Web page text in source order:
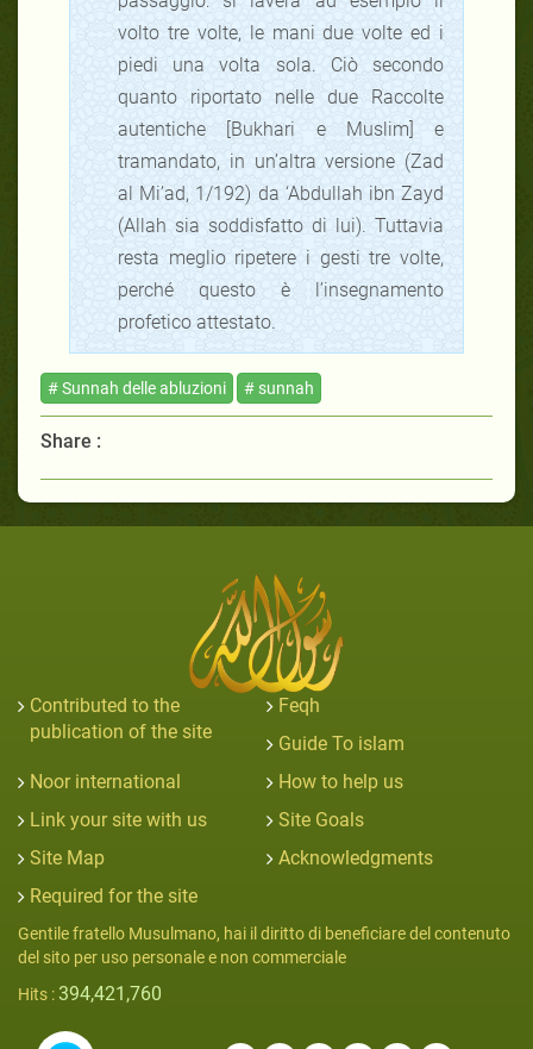
volto tre volte, le mani due volte ed i
piedi una volta sola. Ciò secondo
quanto riportato nelle due Raccolte
autentiche [Bukhari e Muslim] e
tramandato, in un’altra versione (Zad
al Mi’ad, 1/192) da ‘Abdullah ibn Zayd
(Allah sia soddisfatto di lui). Tuttavia
resta meglio ripetere i gesti tre volte,
perché questo è l’insegnamento
profetico attestato.
# Sunnah delle abluzioni # sunnah
Share :
Contributed to the
publication of the site
Feqh
Guide To islam
Noor international
How to help us
Link your site with us
Site Goals
Site Map
Acknowledgments
Required for the site
Gentile fratello Musulmano, hai il diritto di beneficiare del contenuto
del sito per uso personale e non commerciale
Hits : 394,421,760